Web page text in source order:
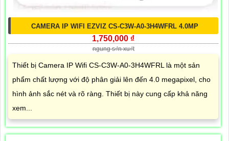
CAMERA IP WIFI EZVIZ CS-C3W-A0-3H4WFRL 4.0MP
1,750,000 ₫
ngung s₫n xu₫t
Thiết bị Camera IP Wifi CS-C3W-A0-3H4WFRL là một sản
phẩm chất lượng với độ phân giải lên đến 4.0 megapixel, cho
hình ảnh sắc nét và rõ ràng. Thiết bị này cung cấp khả năng
xem...